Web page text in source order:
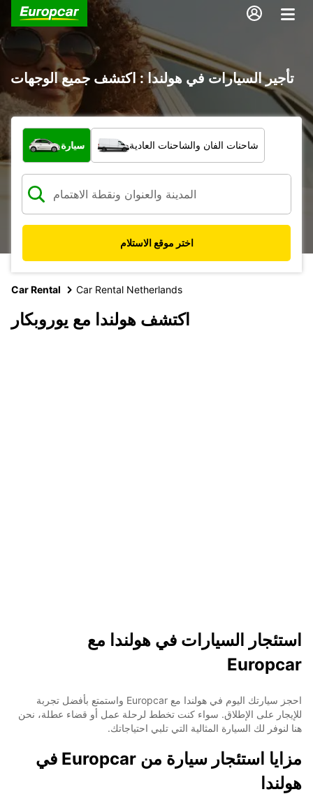
تأجير السيارات في هولندا : اكتشف جميع الوجهات
ما نوع المركبة؟
سيارة شاحنات الفان والشاحنات العادية
اختر موقع الاستلام
Car Rental Car Rental Netherlands
اكتشف هولندا مع يوروبكار
استئجار السيارات في هولندا مع
Europcar
احجز سيارتك اليوم في هولندا مع Europcar واستمتع بأفضل تجربة
للإيجار على الإطلاق. سواء كنت تخطط لرحلة عمل أو قضاء عطلة، نحن
هنا لنوفر لك السيارة المثالية التي تلبي احتياجاتك.
مزايا استئجار سيارة من Europcar في
هولندا